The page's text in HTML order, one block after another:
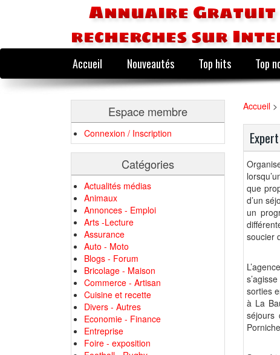
Annuaire Gratuit
recherches sur
Accueil Nouveautés Top hits Top
Espace membre
Connexion / Inscription
Catégories
Actualités médias
Animaux
Annonces - Emploi
Arts -Lecture
Assurance
Auto - Moto
Blogs - Forum
Bricolage - Maison
Commerce - Artisan
Cuisine et recette
Divers - Autres
Economie - Finance
Entreprise
Foire - exposition
Accueil >
que
d’un
un
soucier
sorties
à La
séjours